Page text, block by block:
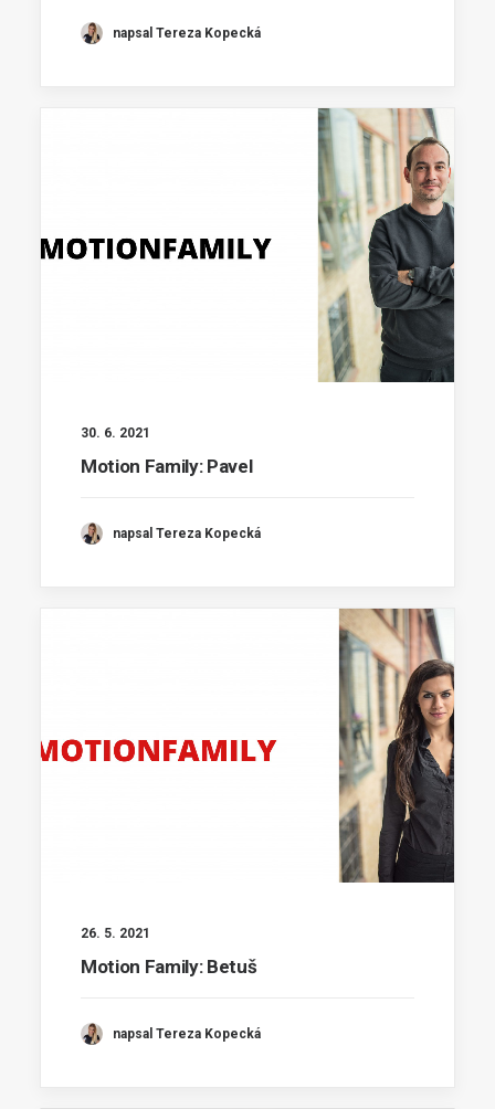
napsal Tereza Kopecká
30. 6. 2021
Motion Family: Pavel
napsal Tereza Kopecká
26. 5. 2021
Motion Family: Betuš
napsal Tereza Kopecká